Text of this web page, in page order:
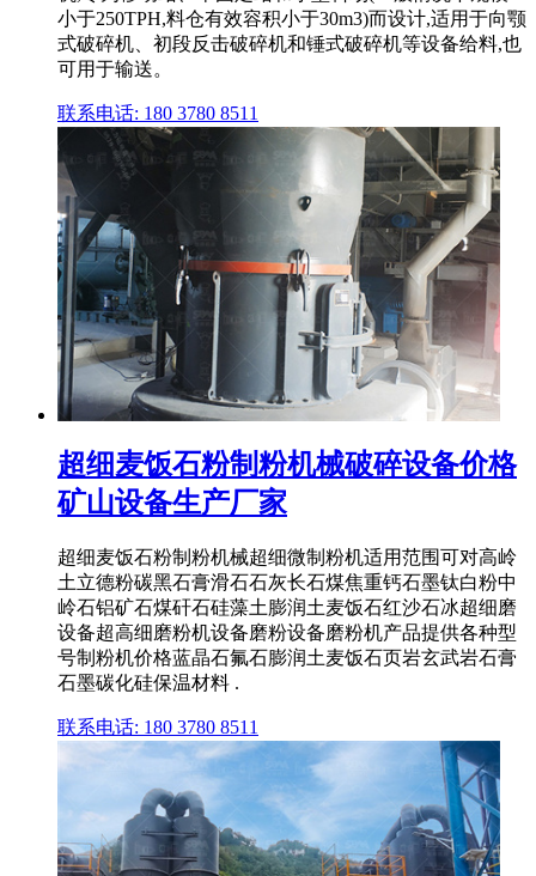
小于250TPH,料仓有效容积小于30m3)而设计,适用于向颚
式破碎机、初段反击破碎机和锤式破碎机等设备给料,也
可用于输送。
联系电话: 180 3780 8511
超细麦饭石粉制粉机械破碎设备价格
矿山设备生产厂家
超细麦饭石粉制粉机械超细微制粉机适用范围可对高岭
土立德粉碳黑石膏滑石石灰长石煤焦重钙石墨钛白粉中
岭石铝矿石煤矸石硅藻土膨润土麦饭石红沙石冰超细磨
设备超高细磨粉机设备磨粉设备磨粉机产品提供各种型
号制粉机价格蓝晶石氟石膨润土麦饭石页岩玄武岩石膏
石墨碳化硅保温材料 .
联系电话: 180 3780 8511